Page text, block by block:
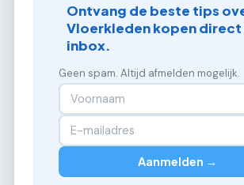
Ontvang de beste tips
Vloerkleden kopen direct
inbox.
Geen spam. Altijd afmelden mogelijk.
Aanmelden →